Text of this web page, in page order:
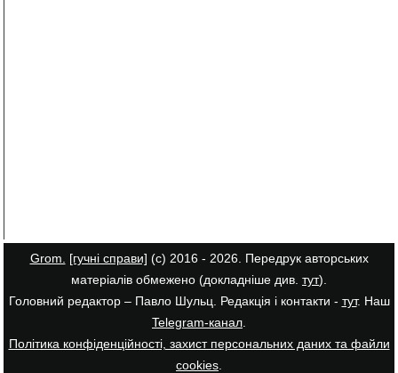
Grom. [гучні справи] (с) 2016 - 2026. Передрук авторських
матеріалів обмежено (докладніше див. тут).
Головний редактор – Павло Шульц. Редакція і контакти - тут. Наш
Telegram-канал
Політика конфіденційності, захист персональних даних та файли
cookies